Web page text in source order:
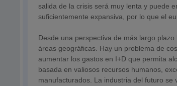
salida de la crisis será muy lenta y puede
suficientemente expansiva, por lo que el
Desde una perspectiva de más largo
áreas geográficas. Hay un problema de
aumentar los gastos en I+D que permita
basada en valiosos recursos humanos,
manufacturados. La industria del futuro